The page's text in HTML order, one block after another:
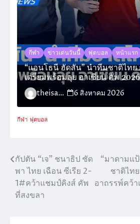
กีฬา ข่าวเด่นวันนี้ ฟุตบอล หน้าแรก
“แอนโธนี ฮัดสัน” นำทีมชาติไทย
เตรียมพร้อมลุย อาเซียน คัพ
theisara_admin 6 สิงหาคม 2026
กีฬา ฟุตบอล
แนะแนว
เรื่อง
กัปตัน “เจ” ชนาธิป ซัด
พา ไทย เฉือน ซีเรีย 2-
1#คว้าแชมป์คิงส์ คัพ
ที่สงขลา
“มาดามแ
ชาติไท
อาถรรพ์คว้